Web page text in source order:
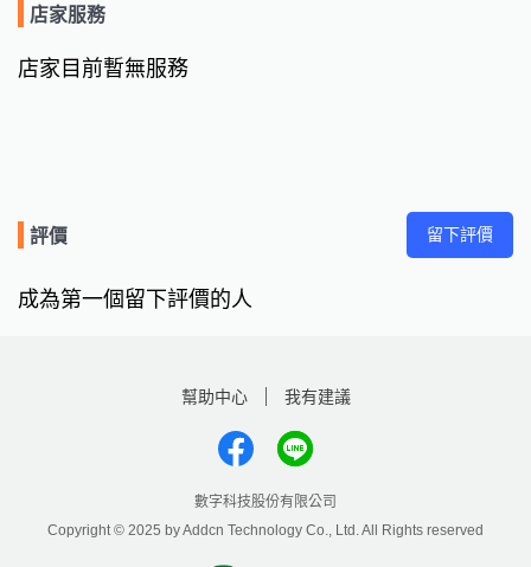
店家服務
店家目前暫無服務
評價 留下評價
成為第一個留下評價的人
幫助中心 我有建議
數字科技股份有限公司
Copyright © 2025 by Addcn Technology Co., Ltd. All Rights reserved